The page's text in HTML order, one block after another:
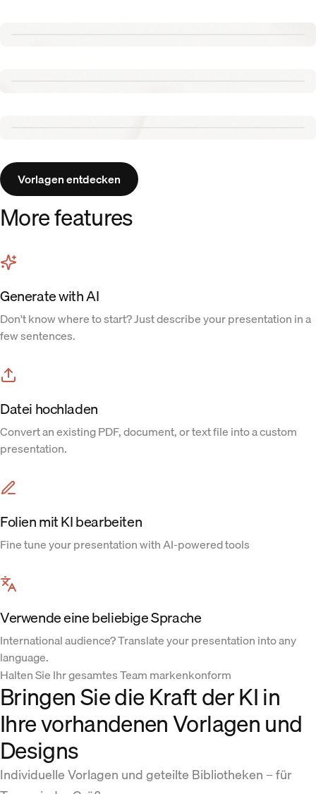
Vorlagen entdecken
More features
Generate with AI
Don't know where to start? Just describe your presentation in a
few sentences.
Datei hochladen
Convert an existing PDF, document, or text file into a custom
presentation.
Folien mit KI bearbeiten
Fine tune your presentation with AI-powered tools
Verwende eine beliebige Sprache
International audience? Translate your presentation into any
language.
Halten Sie Ihr gesamtes Team markenkonform
Bringen Sie die Kraft der KI in
Ihre vorhandenen Vorlagen und
Designs
Individuelle Vorlagen und geteilte Bibliotheken – für